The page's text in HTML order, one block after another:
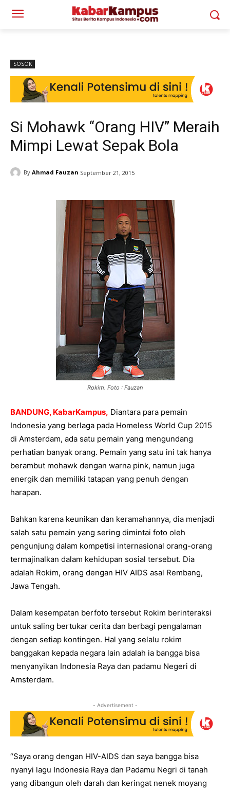
SOSOK
Si Mohawk “Orang HIV” Meraih
Mimpi Lewat Sepak Bola
By Ahmad Fauzan September 21, 2015
Rokim. Foto : Fauzan
BANDUNG, KabarKampus, Diantara para pemain
Indonesia yang berlaga pada Homeless World Cup 2015
di Amsterdam, ada satu pemain yang mengundang
perhatian banyak orang. Pemain yang satu ini tak hanya
berambut mohawk dengan warna pink, namun juga
energik dan memiliki tatapan yang penuh dengan
harapan.
Bahkan karena keunikan dan keramahannya, dia menjadi
salah satu pemain yang sering dimintai foto oleh
pengunjung dalam kompetisi internasional orang-orang
termajinalkan dalam kehidupan sosial tersebut. Dia
adalah Rokim, orang dengan HIV AIDS asal Rembang,
Jawa Tengah.
Dalam kesempatan berfoto tersebut Rokim berinteraksi
untuk saling bertukar cerita dan berbagi pengalaman
dengan setiap kontingen. Hal yang selalu rokim
banggakan kepada negara lain adalah ia bangga bisa
menyanyikan Indonesia Raya dan padamu Negeri di
Amsterdam.
- Advertisement -
“Saya orang dengan HIV-AIDS dan saya bangga bisa
nyanyi lagu Indonesia Raya dan Padamu Negri di tanah
yang dibangun oleh darah dan keringat nenek moyang